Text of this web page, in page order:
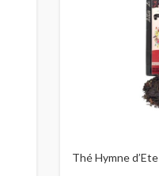
Thé Hymne d’Ete